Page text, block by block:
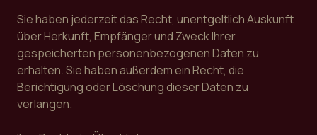
Sie haben jederzeit das Recht, unentgeltlich Auskunft
über Herkunft, Empfänger und Zweck Ihrer
gespeicherten personenbezogenen Daten zu
erhalten. Sie haben außerdem ein Recht, die
Berichtigung oder Löschung dieser Daten zu
verlangen.